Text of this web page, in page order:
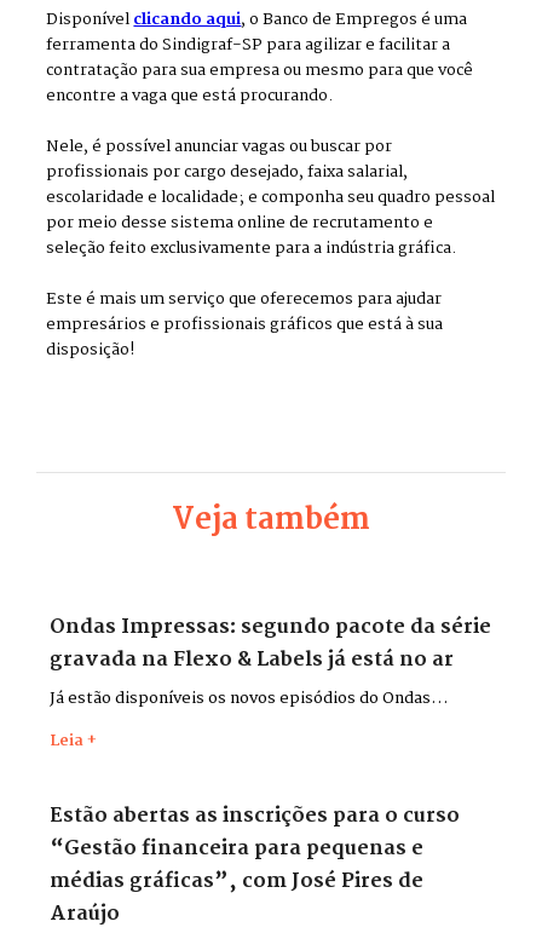
Disponívelclicando aqui, o Banco de Empregos é uma
ferramenta do Sindigraf-SP para agilizar e facilitar a
contratação para sua empresa ou mesmo para que você
encontre a vaga que está procurando.
Nele, é possível anunciar vagas ou buscar por
profissionais por cargo desejado, faixa salarial,
escolaridade e localidade; e componha seu quadro pessoal
por meio desse sistema online de recrutamento e
seleção feito exclusivamente para a indústria gráfica.
Este é mais um serviço que oferecemos para ajudar
empresários e profissionais gráficos que está à sua
disposição!
Veja também
Ondas Impressas: segundo pacote da série
gravada na Flexo & Labels já está no ar
Já estão disponíveis os novos episódios do Ondas
Pack 2026, que aconteceu entre os dias 26 e 29 de maio,
Leia +
Estão abertas as inscrições para o curso
“Gestão financeira para pequenas e
médias gráficas”, com José Pires de
Araújo